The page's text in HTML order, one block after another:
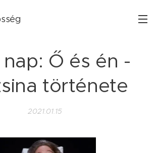
Ő és én -
története
2021.01.15